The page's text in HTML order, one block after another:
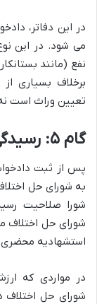
در این دفاتر،
می شود. در این
نفع (مانند
برخلاف بسیاری
تعیین وراث است
گام ۵: رسیدگی در شورای حل اختلاف
پس از ثبت
به شورای حل
شورا صلاحیت
شورای حل اختلاف
استشهادیه محضری
در مواردی که
شورای حل اختلاف